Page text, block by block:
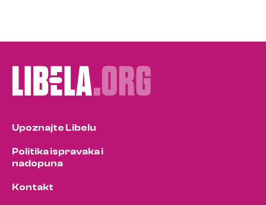
Upoznajte Libelu
Politika ispravaka i
nadopuna
Kontakt